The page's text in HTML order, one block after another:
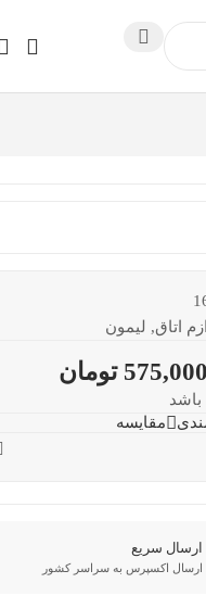
اتاق, لیمون
575,000 تومان
باشد
مقایسه
ارسال سریع
ارسال اکسپرس به سراسر کشور